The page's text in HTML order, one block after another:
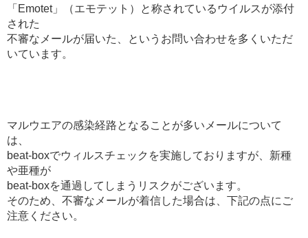
「Emotet」（エモテット）と称されているウイルスが添付
された
不審なメールが届いた、というお問い合わせを多くいただ
いています。
マルウエアの感染経路となることが多いメールについて
は、
beat-boxでウィルスチェックを実施しておりますが、新種
や亜種が
beat-boxを通過してしまうリスクがございます。
そのため、不審なメールが着信した場合は、下記の点にご
注意ください。